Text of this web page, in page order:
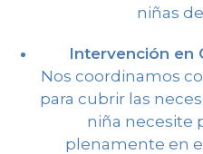
niñas
Intervención en
Nos coordinamos
para cubrir las
niña necesite
plenamente en